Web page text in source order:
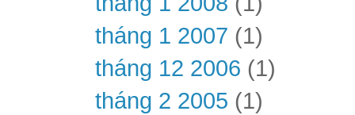
tháng 1 2007 (1)
tháng 12 2006 (1)
tháng 2 2005 (1)